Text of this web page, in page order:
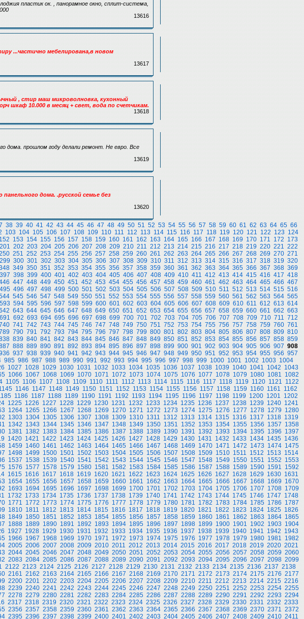
пластик ок. , панорамное окно, сплит-система,
13616
...частично мебелирована,в новом
13617
, стир маш микроволновка, кухонный
шкаф 10.000 в месяц + свет, вода по счетчикам.
13618
дома. прошлом году делали ремонт. Не евро. Все
13619
дома. .русской семье без
13620
38 39 40 41 42 43 44 45 46 47 48 49 50 51 52 53 54 55 56 57 58 59 60 61 62 63 64 65 66
103 104 105 106 107 108 109 110 111 112 113 114 115 116 117 118 119 120 121 122 123 124
152 153 154 155 156 157 158 159 160 161 162 163 164 165 166 167 168 169 170 171 172 173
201 202 203 204 205 206 207 208 209 210 211 212 213 214 215 216 217 218 219 220 221 222
251 252 253 254 255 256 257 258 259 260 261 262 263 264 265 266 267 268 269 270 271
299 300 301 302 303 304 305 306 307 308 309 310 311 312 313 314 315 316 317 318 319 320
349 350 351 352 353 354 355 356 357 358 359 360 361 362 363 364 365 366 367 368 369
397 398 399 400 401 402 403 404 405 406 407 408 409 410 411 412 413 414 415 416 417 418
447 448 449 450 451 452 453 454 455 456 457 458 459 460 461 462 463 464 465 466 467
495 496 497 498 499 500 501 502 503 504 505 506 507 508 509 510 511 512 513 514 515 516
545 546 547 548 549 550 551 552 553 554 555 556 557 558 559 560 561 562 563 564 565
593 594 595 596 597 598 599 600 601 602 603 604 605 606 607 608 609 610 611 612 613 614
643 644 645 646 647 648 649 650 651 652 653 654 655 656 657 658 659 660 661 662 663
691 692 693 694 695 696 697 698 699 700 701 702 703 704 705 706 707 708 709 710 711 712
741 742 743 744 745 746 747 748 749 750 751 752 753 754 755 756 757 758 759 760 761
790 791 792 793 794 795 796 797 798 799 800 801 802 803 804 805 806 807 808 809 810
839 840 841 842 843 844 845 846 847 848 849 850 851 852 853 854 855 856 857 858 859
888 889 890 891 892 893 894 895 896 897 898 899 900 901 902 903 904 905 906 907 908
937 938 939 940 941 942 943 944 945 946 947 948 949 950 951 952 953 954 955 956 957
985 986 987 988 989 990 991 992 993 994 995 996 997 998 999 1000 1001 1002 1003 1004
1027 1028 1029 1030 1031 1032 1033 1034 1035 1036 1037 1038 1039 1040 1041 1042 1043
1066 1067 1068 1069 1070 1071 1072 1073 1074 1075 1076 1077 1078 1079 1080 1081 1082
1105 1106 1107 1108 1109 1110 1111 1112 1113 1114 1115 1116 1117 1118 1119 1120 1121 1122
1146 1147 1148 1149 1150 1151 1152 1153 1154 1155 1156 1157 1158 1159 1160 1161 1162
1186 1187 1188 1189 1190 1191 1192 1193 1194 1195 1196 1197 1198 1199 1200 1201 1202
1225 1226 1227 1228 1229 1230 1231 1232 1233 1234 1235 1236 1237 1238 1239 1240 1241
1264 1265 1266 1267 1268 1269 1270 1271 1272 1273 1274 1275 1276 1277 1278 1279 1280
1303 1304 1305 1306 1307 1308 1309 1310 1311 1312 1313 1314 1315 1316 1317 1318 1319
1342 1343 1344 1345 1346 1347 1348 1349 1350 1351 1352 1353 1354 1355 1356 1357 1358
1381 1382 1383 1384 1385 1386 1387 1388 1389 1390 1391 1392 1393 1394 1395 1396 1397
1420 1421 1422 1423 1424 1425 1426 1427 1428 1429 1430 1431 1432 1433 1434 1435 1436
1459 1460 1461 1462 1463 1464 1465 1466 1467 1468 1469 1470 1471 1472 1473 1474 1475
1498 1499 1500 1501 1502 1503 1504 1505 1506 1507 1508 1509 1510 1511 1512 1513 1514
1537 1538 1539 1540 1541 1542 1543 1544 1545 1546 1547 1548 1549 1550 1551 1552 1553
1576 1577 1578 1579 1580 1581 1582 1583 1584 1585 1586 1587 1588 1589 1590 1591 1592
1615 1616 1617 1618 1619 1620 1621 1622 1623 1624 1625 1626 1627 1628 1629 1630 1631
1654 1655 1656 1657 1658 1659 1660 1661 1662 1663 1664 1665 1666 1667 1668 1669 1670
1693 1694 1695 1696 1697 1698 1699 1700 1701 1702 1703 1704 1705 1706 1707 1708 1709
1732 1733 1734 1735 1736 1737 1738 1739 1740 1741 1742 1743 1744 1745 1746 1747 1748
1771 1772 1773 1774 1775 1776 1777 1778 1779 1780 1781 1782 1783 1784 1785 1786 1787
1810 1811 1812 1813 1814 1815 1816 1817 1818 1819 1820 1821 1822 1823 1824 1825 1826
1849 1850 1851 1852 1853 1854 1855 1856 1857 1858 1859 1860 1861 1862 1863 1864 1865
1888 1889 1890 1891 1892 1893 1894 1895 1896 1897 1898 1899 1900 1901 1902 1903 1904
1927 1928 1929 1930 1931 1932 1933 1934 1935 1936 1937 1938 1939 1940 1941 1942 1943
1966 1967 1968 1969 1970 1971 1972 1973 1974 1975 1976 1977 1978 1979 1980 1981 1982
2005 2006 2007 2008 2009 2010 2011 2012 2013 2014 2015 2016 2017 2018 2019 2020 2021
2044 2045 2046 2047 2048 2049 2050 2051 2052 2053 2054 2055 2056 2057 2058 2059 2060
2083 2084 2085 2086 2087 2088 2089 2090 2091 2092 2093 2094 2095 2096 2097 2098 2099
2122 2123 2124 2125 2126 2127 2128 2129 2130 2131 2132 2133 2134 2135 2136 2137 2138
2161 2162 2163 2164 2165 2166 2167 2168 2169 2170 2171 2172 2173 2174 2175 2176 2177
2200 2201 2202 2203 2204 2205 2206 2207 2208 2209 2210 2211 2212 2213 2214 2215 2216
2239 2240 2241 2242 2243 2244 2245 2246 2247 2248 2249 2250 2251 2252 2253 2254 2255
2278 2279 2280 2281 2282 2283 2284 2285 2286 2287 2288 2289 2290 2291 2292 2293 2294
2317 2318 2319 2320 2321 2322 2323 2324 2325 2326 2327 2328 2329 2330 2331 2332 2333
2356 2357 2358 2359 2360 2361 2362 2363 2364 2365 2366 2367 2368 2369 2370 2371 2372
2395 2396 2397 2398 2399 2400 2401 2402 2403 2404 2405 2406 2407 2408 2409 2410 2411